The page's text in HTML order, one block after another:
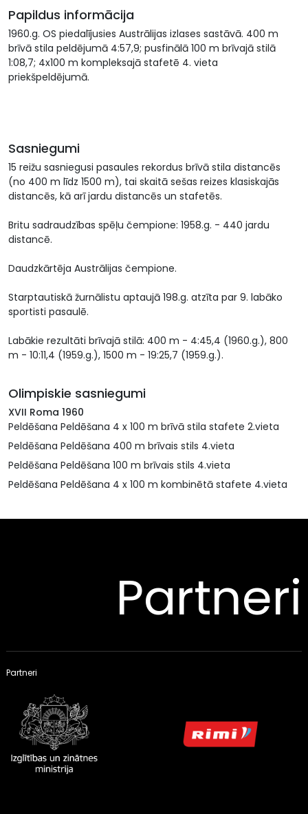
Papildus informācija
1960.g. OS piedalījusies Austrālijas izlases sastāvā. 400 m
brīvā stila peldējumā 4:57,9; pusfinālā 100 m brīvajā stilā
1:08,7; 4x100 m kompleksajā stafetē 4. vieta
priekšpeldējumā.
Sasniegumi
15 reižu sasniegusi pasaules rekordus brīvā stila distancēs
(no 400 m līdz 1500 m), tai skaitā sešas reizes klasiskajās
distancēs, kā arī jardu distancēs un stafetēs.
Britu sadraudzības spēļu čempione: 1958.g. - 440 jardu
distancē.
Daudzkārtēja Austrālijas čempione.
Starptautiskā žurnālistu aptaujā 198.g. atzīta par 9. labāko
sportisti pasaulē.
Labākie rezultāti brīvajā stilā: 400 m - 4:45,4 (1960.g.), 800
m - 10:11,4 (1959.g.), 1500 m - 19:25,7 (1959.g.).
Olimpiskie sasniegumi
XVII Roma 1960
Peldēšana Peldēšana 4 x 100 m brīvā stila stafete 2.vieta
Peldēšana Peldēšana 400 m brīvais stils 4.vieta
Peldēšana Peldēšana 100 m brīvais stils 4.vieta
Peldēšana Peldēšana 4 x 100 m kombinētā stafete 4.vieta
Partneri
Partneri